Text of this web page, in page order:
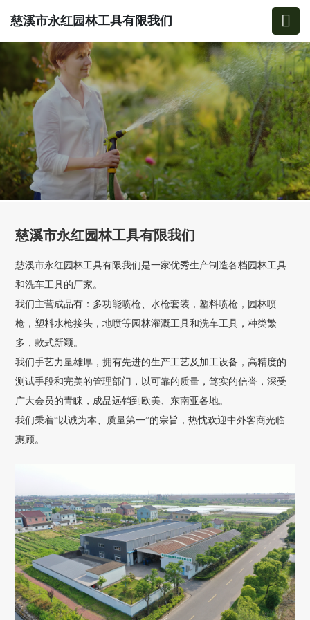
慈溪市永红园林工具有限我们
慈溪市永红园林工具有限我们
慈溪市永红园林工具有限我们是一家优秀生产制造各档园林工具
和洗车工具的厂家。
我们主营成品有：多功能喷枪、水枪套装，塑料喷枪，园林喷
枪，塑料水枪接头，地喷等园林灌溉工具和洗车工具，种类繁
多，款式新颖。
我们手艺力量雄厚，拥有先进的生产工艺及加工设备，高精度的
测试手段和完美的管理部门，以可靠的质量，笃实的信誉，深受
广大会员的青睐，成品远销到欧美、东南亚各地。
我们秉着“以诚为本、质量第一”的宗旨，热忱欢迎中外客商光临
惠顾。